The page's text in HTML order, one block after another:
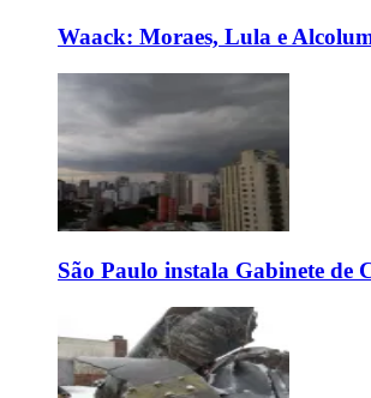
Waack: Moraes, Lula e
São Paulo instala Gabinete de